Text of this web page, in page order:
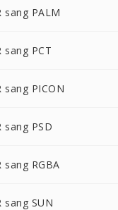
sang PALM
sang PCT
sang PICON
sang PSD
sang RGBA
sang SUN